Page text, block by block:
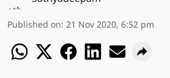
Published on: 21 Nov 2020, 6:52 pm